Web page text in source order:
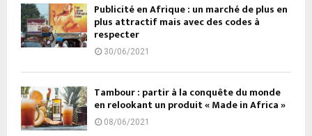
Publicité en Afrique : un marché de plus en
plus attractif mais avec des codes à
respecter
30/06/2021
Tambour : partir à la conquête du monde
en relookant un produit « Made in Africa »
08/06/2021